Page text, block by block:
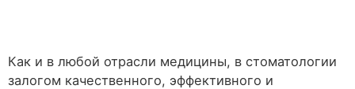
Как и в любой отрасли медицины, в стоматологии
залогом качественного, эффективного и